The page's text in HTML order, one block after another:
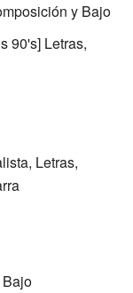
y Bajo
90's] Letras,
Letras,